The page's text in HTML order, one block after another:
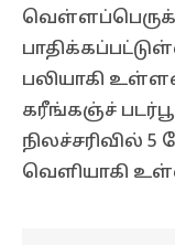
பலியாகி
கரீங்கஞ்ச்
நிலச்சரிவில்
வெளியாகி